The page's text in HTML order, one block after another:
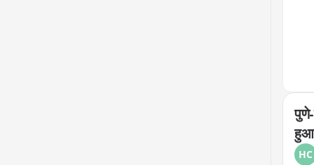
पुणे-
हुआ
HC